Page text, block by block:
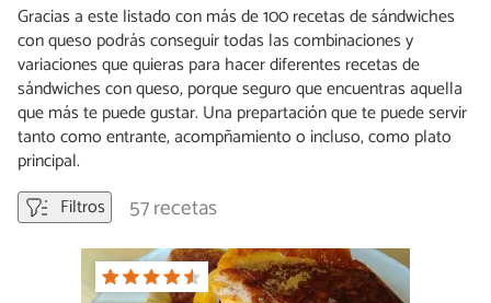
Gracias a este listado con más de 100 recetas de sándwiches
con queso podrás conseguir todas las combinaciones y
variaciones que quieras para hacer diferentes recetas de
sándwiches con queso, porque seguro que encuentras aquella
que más te puede gustar. Una prepartación que te puede servir
tanto como entrante, acompñamiento o incluso, como plato
principal.
Filtros
57 recetas